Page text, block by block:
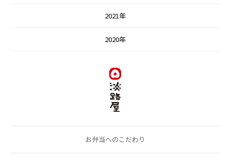
2021年
2020年
お弁当へのこだわり